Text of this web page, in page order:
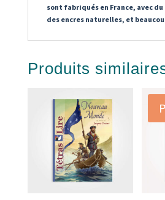
sont fabriqués en France, avec
des encres naturelles, et
Produits